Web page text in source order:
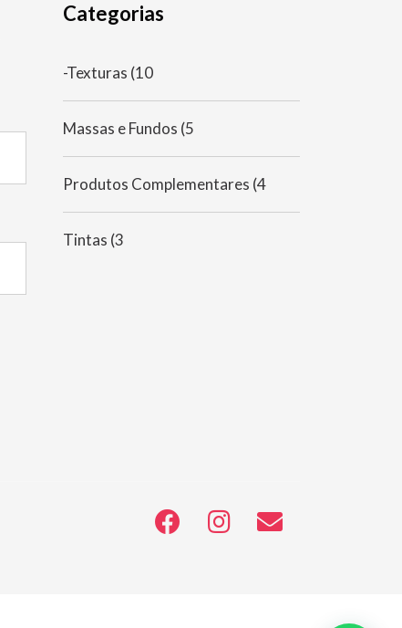
Categorias
-Texturas (10
Massas e Fundos (5
Produtos Complementares (4
Tintas (3